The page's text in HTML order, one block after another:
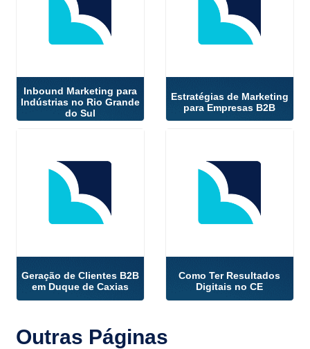
Inbound Marketing para
Indústrias no Rio Grande
do Sul
Estratégias de Marketing
para Empresas B2B
Geração de Clientes B2B
em Duque de Caxias
Como Ter Resultados
Digitais no CE
Outras Páginas